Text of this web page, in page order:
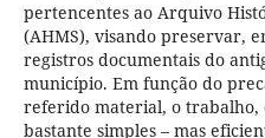
pertencentes ao Arquivo
(AHMS), visando preservar,
registros documentais do
município. Em função do
referido material, o trabalho,
bastante simples – mas